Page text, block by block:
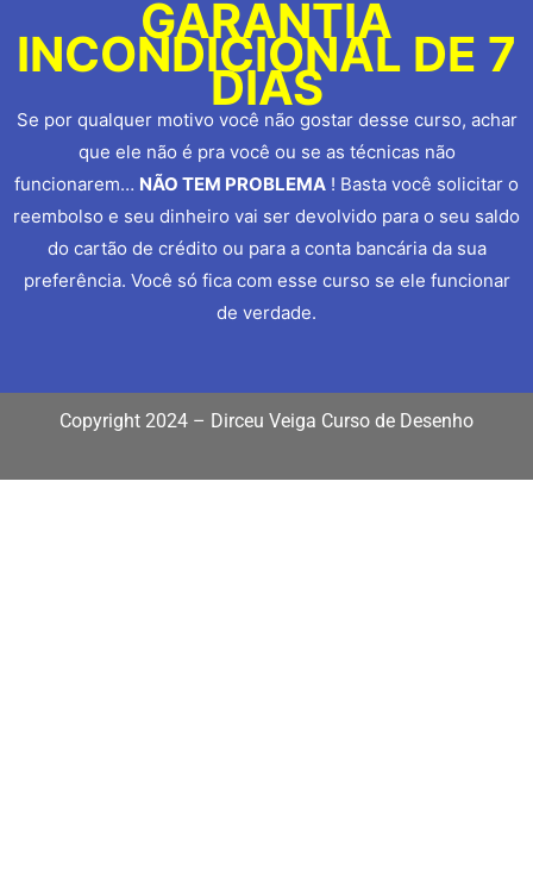
GARANTIA
INCONDICIONAL DE 7
DIAS
Se por qualquer motivo você não gostar desse curso, achar
que ele não é pra você ou se as técnicas não
funcionarem… NÃO TEM PROBLEMA ! Basta você solicitar o
reembolso e seu dinheiro vai ser devolvido para o seu saldo
do cartão de crédito ou para a conta bancária da sua
preferência. Você só fica com esse curso se ele funcionar
de verdade.
Copyright 2024 – Dirceu Veiga Curso de Desenho